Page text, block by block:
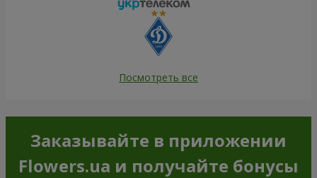
Посмотреть все
Заказывайте в приложении
Flowers.ua и получайте бонусы